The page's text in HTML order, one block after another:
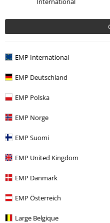
EMP International
EMP Deutschland
EMP Polska
EMP Norge
EMP Suomi
EMP United Kingdom
EMP Danmark
EMP Österreich
Large Belgique
€ 32,99
Plus de catégories. Plus
Vêtements & accessoires
Thèmes T-
Nouveautés Vêtements T
Promos % Homme